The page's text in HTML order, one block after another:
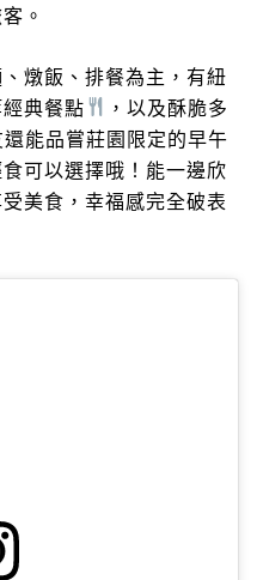
。
燉飯、排餐為主，有紐
典餐點
，以及酥脆多
還能品嘗莊園限定的早午
可以選擇哦！能一邊欣
美食，幸福感完全破表